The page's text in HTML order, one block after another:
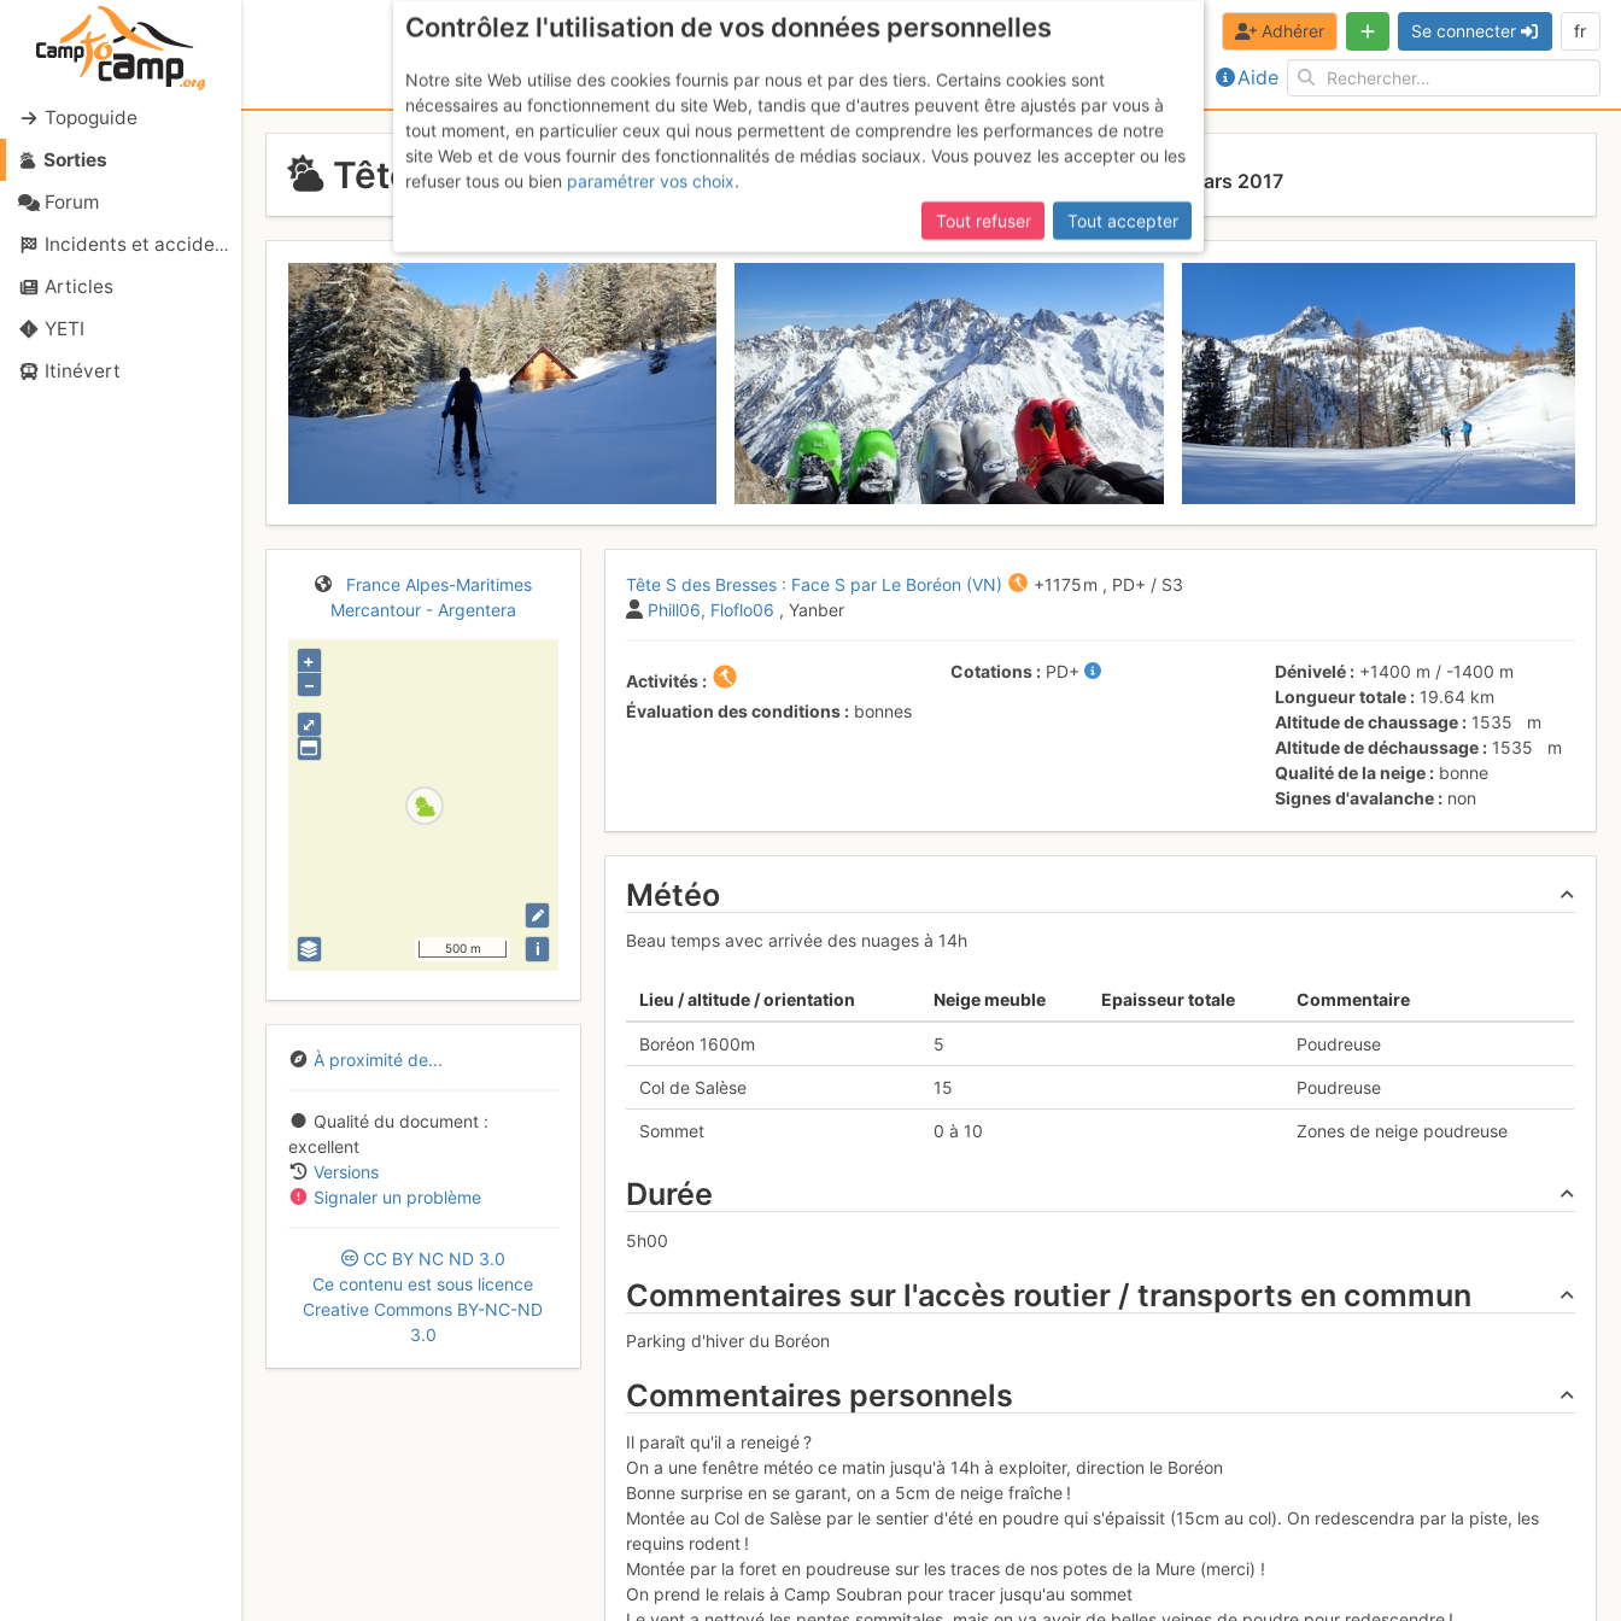
Topoguide
Sorties
Forum
Incidents et accidents
Articles
YETI
Itinévert
Aide
Adhérer Se connecter fr
Tête S des Bresses : Face S par Le Boréon Dimanche 5 mars 2017
France Alpes-Maritimes
Mercantour - Argentera
⤢
+
–
500 m i
À proximité de...
Qualité du document
excellent
Versions
Signaler un problème
CC BY NC ND 3.0
Ce contenu est sous licence
Creative Commons BY-NC-ND
3.0
Tête S des Bresses : Face S par Le Boréon (VN) +1175 m , PD+ / S3
Phill06 Floflo06 , Yanber
Activités
Évaluation des conditions
bonnes
Cotations PD+ Dénivelé +1400 m / -1400 m
Longueur totale
19.64 km
Altitude de chaussage
1535
m
Altitude de déchaussage
1535
m
Qualité de la neige
bonne
Signes d'avalanche
non
Météo
Beau temps avec arrivée des nuages à 14h
Lieu / altitude / orientation Neige meuble Epaisseur totale Commentaire
Boréon 1600m 5 Poudreuse
Col de Salèse 15 Poudreuse
Sommet 0 à 10 Zones de neige poudreuse
Durée
5h00
Commentaires sur l'accès routier / transports en commun
Parking d'hiver du Boréon
Commentaires personnels
Il paraît qu'il a reneigé ?
On a une fenêtre météo ce matin jusqu'à 14h à exploiter, direction le Boréon
Bonne surprise en se garant, on a 5cm de neige fraîche !
Montée au Col de Salèse par le sentier d'été en poudre qui s'épaissit (15cm au col). On redescendra par la piste, les
requins rodent !
Montée par la foret en poudreuse sur les traces de nos potes de la Mure (merci) !
On prend le relais à Camp Soubran pour tracer jusqu'au sommet
Contrôlez l'utilisation de vos données personnelles
Notre site Web utilise des cookies fournis par nous et par des tiers. Certains cookies sont
nécessaires au fonctionnement du site Web, tandis que d'autres peuvent être ajustés par vous à
tout moment, en particulier ceux qui nous permettent de comprendre les performances de notre
site Web et de vous fournir des fonctionnalités de médias sociaux. Vous pouvez les accepter ou les
refuser tous ou bien paramétrer vos choix.
Tout refuser
Tout accepter